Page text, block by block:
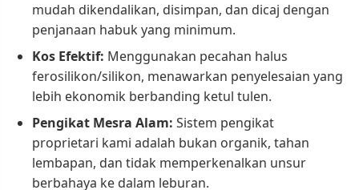
mudah dikendalikan, disimpan, dan dicaj dengan
penjanaan habuk yang minimum.
Kos Efektif: Menggunakan pecahan halus
ferosilikon/silikon, menawarkan penyelesaian yang
lebih ekonomik berbanding ketul tulen.
Pengikat Mesra Alam: Sistem pengikat
proprietari kami adalah bukan organik, tahan
lembapan, dan tidak memperkenalkan unsur
berbahaya ke dalam leburan.